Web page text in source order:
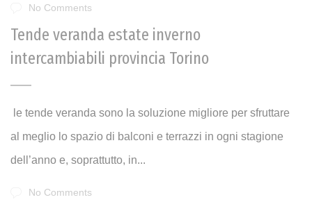
No Comments
Tende veranda estate inverno
intercambiabili provincia Torino
le tende veranda sono la soluzione migliore per sfruttare
al meglio lo spazio di balconi e terrazzi in ogni stagione
dell’anno e, soprattutto, in...
No Comments